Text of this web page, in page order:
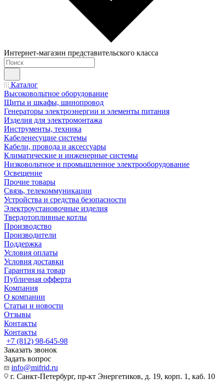
Интернет-магазин представительского класса
Каталог
Высоковольтное оборудование
Щиты и шкафы, шинопровод
Генераторы электроэнергии и элементы питания
Изделия для электромонтажа
Инструменты, техника
Кабеленесущие системы
Кабели, провода и аксессуары
Климатические и инженерные системы
Низковольтное и промышленное электрооборудование
Освещение
Прочие товары
Связь, телекоммуникации
Устройства и средства безопасности
Электроустановочные изделия
Твердотопливные котлы
Производство
Производители
Поддержка
Условия оплаты
Условия доставки
Гарантия на товар
Публичная офферта
Компания
О компании
Статьи и новости
Отзывы
Контакты
Контакты
+7 (812) 98-645-98
Заказать звонок
Задать вопрос
info@mifrid.ru
г. Санкт-Петербург, пр-кт Энергетиков, д. 19, корп. 1, каб. 10